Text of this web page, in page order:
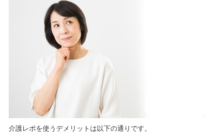
介護レポを使うデメリットは以下の通りです。